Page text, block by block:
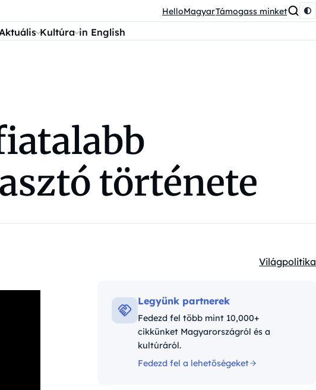
HelloMagyarTámogass minket
Kultúra in English
története
Kategóriák:
Világpolitika
Legyünk partnerek
Fedezd fel több mint 10,000+
cikkünket Magyarországról és a
kultúráról.
Fedezd fel a lehetőségeket